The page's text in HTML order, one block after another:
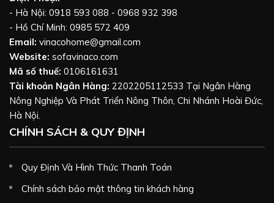
- Hà Nội: 0918 593 088 - 0968 932 398
- Hồ Chí Minh: 0985 572 409
Email: vinacohome@gmail.com
Website: sofavinaco.com
Mã số thuế: 0106161631
Tài khoản Ngân Hàng: 2202205112533 Tại Ngân Hàng
Nông Nghiệp Và Phát Triển Nông Thôn, Chi Nhánh Hoài Đức,
Hà Nội.
CHÍNH SÁCH & QUY ĐỊNH
Quy Định Và Hình Thức Thanh Toán
Chính sách bảo mật thông tin khách hàng